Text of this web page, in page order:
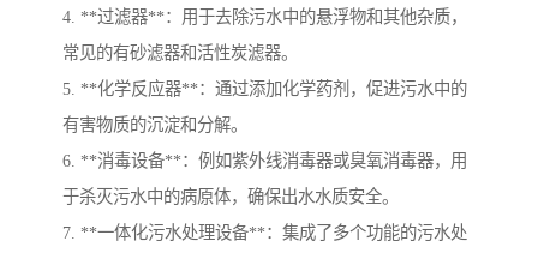
4. **过滤器**：用于去除污水中的悬浮物和其他杂质，
常见的有砂滤器和活性炭滤器。
5. **化学反应器**：通过添加化学药剂，促进污水中的
有害物质的沉淀和分解。
6. **消毒设备**：例如紫外线消毒器或臭氧消毒器，用
于杀灭污水中的病原体，确保出水水质安全。
7. **一体化污水处理设备**：集成了多个功能的污水处